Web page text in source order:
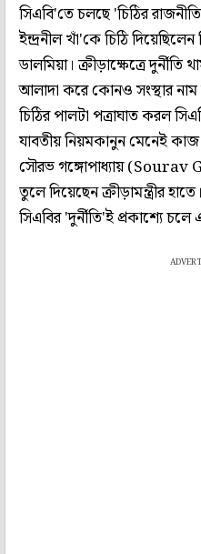
সিএবি'তে চলছে 'চিঠির
ইন্দ্রনীল খাঁ'কে চিঠি
ডালমিয়া। ক্রীড়াক্ষেত্রে
আলাদা করে কোনও সংস্থার নাম
চিঠির পালটা পত্রাঘাত করল
যাবতীয় নিয়মকানুন মেনেই
সৌরভ গঙ্গোপাধ্যায় (Sourav
তুলে দিয়েছেন ক্রীড়ামন্ত্রীর
সিএবির 'দুর্নীতি'ই প্রকাশ্যে